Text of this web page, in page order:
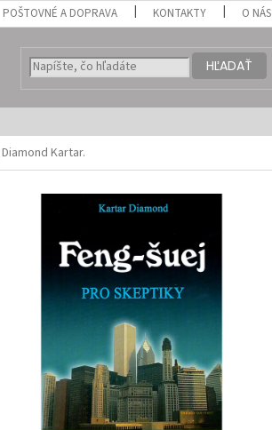
POŠTOVNÉ A DOPRAVA KONTAKTY O NÁS
HĽADAŤ
Diamond Kartar.